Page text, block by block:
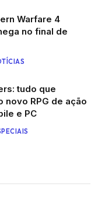
Warfare 4
no final de
tudo que
novo RPG de ação
e PC